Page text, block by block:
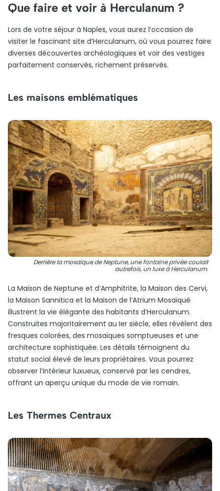
Que faire et voir à Herculanum ?
Lors de votre séjour à Naples, vous aurez l’occasion de
visiter le fascinant site d’Herculanum, où vous pourrez faire
diverses découvertes archéologiques et voir des vestiges
parfaitement conservés, richement préservés.
Les maisons emblématiques
Derrière la mosaïque de Neptune, une fontaine privée coulait
autrefois, un luxe à Herculanum.
La Maison de Neptune et d’Amphitrite, la Maison des Cervi,
la Maison Sannitica et la Maison de l’Atrium Mosaïqué
illustrent la vie élégante des habitants d’Herculanum.
Construites majoritairement au Ier siècle, elles révèlent des
fresques colorées, des mosaïques somptueuses et une
architecture sophistiquée. Les détails témoignent du
statut social élevé de leurs propriétaires. Vous pourrez
observer l’intérieur luxueux, conservé par les cendres,
offrant un aperçu unique du mode de vie romain.
Les Thermes Centraux